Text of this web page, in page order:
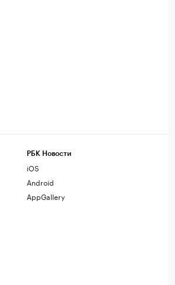
РБК Новости
iOS
Android
AppGallery